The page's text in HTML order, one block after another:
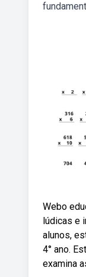
Webo
lúdicas e
alunos,
4° ano.
examina